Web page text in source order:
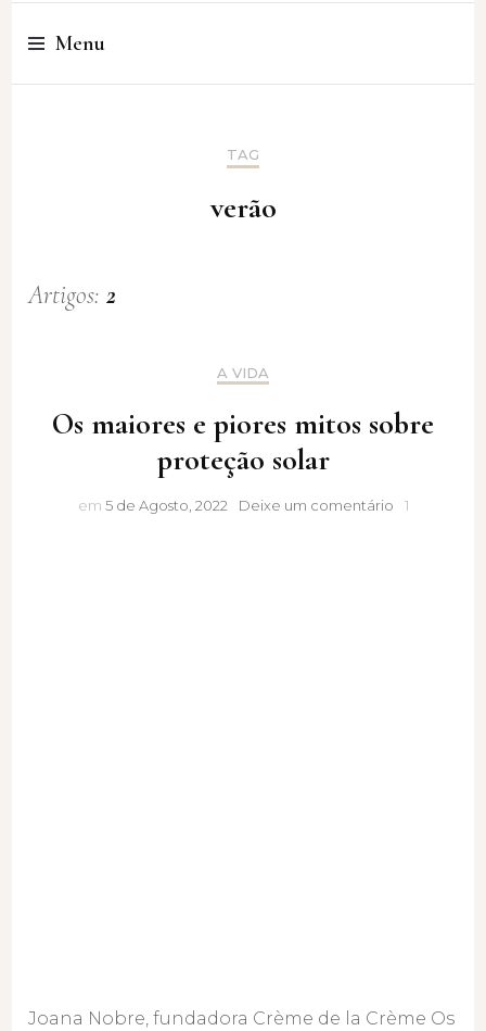
Cristina Amaro
Menu
TAG
verão
Artigos:2
A VIDA
Os maiores e piores mitos sobre
proteção solar
em 5 de Agosto, 2022 Deixe um comentárioOs1
Joana Nobre, fundadora Crème de la Crème Os